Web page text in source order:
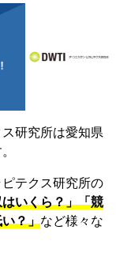
研究所は愛知県
テクス研究所の
いくら？」「競
？」など様々な